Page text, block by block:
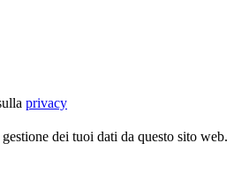
privacy
dei tuoi dati da questo sito web.